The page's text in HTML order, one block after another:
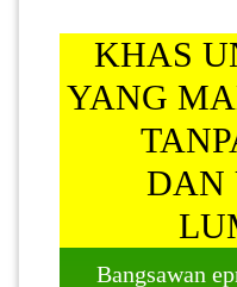
KHAS
YANG
DAN
Bangsawan
KEPERLUAN(16)
SELECT NEGERI